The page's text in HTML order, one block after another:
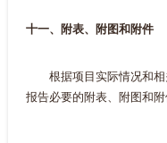
十一、附表、附图和附件
根据项目实际情况和
报告必要的附表、附图和附